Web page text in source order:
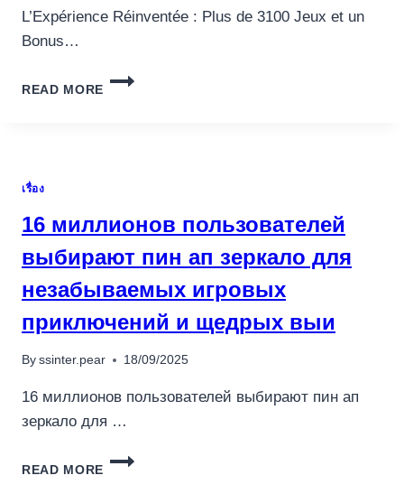
L’Expérience Réinventée : Plus de 3100 Jeux et un
Bonus…
READ MORE
L’EXPÉRIENCE
BONUS
BIENVENUE
EXCLUSIF
AVEC
BETIFY
UNE
เรื่อง
16 миллионов пользователей
выбирают пин ап зеркало для
незабываемых игровых
приключений и щедрых выи
By ssinter.pear 18/09/2025
16 миллионов пользователей выбирают пин ап
зеркало для …
READ MORE
16